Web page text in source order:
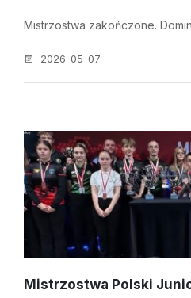
Mistrzostwa zakończone.
2026-05-07
Mistrzostwa Polski